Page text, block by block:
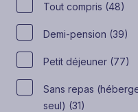
Tout compris (48)
Demi-pension (39)
Petit déjeuner (77)
Sans repas
seul) (31)